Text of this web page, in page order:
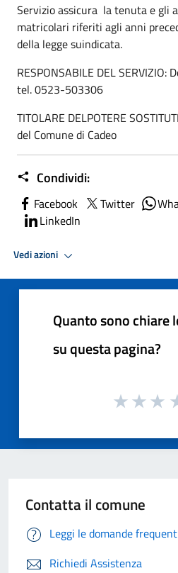
Servizio assicura la tenuta e gli
matricolari riferiti agli anni
della legge suindicata.
RESPONSABILE DEL SERVIZIO:
tel. 0523-503306
TITOLARE DELPOTERE
del Comune di Cadeo
Condividi:
Facebook Twitter
LinkedIn
Vedi azioni
Quanto sono chiare
su questa pagina?
Contatta il comune
Leggi le domande
Richiedi Assistenza